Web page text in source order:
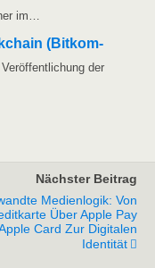
im…
(Bit­­kom-
der
Nächster Beitrag
Medienlogik: Von
Über Apple Pay
Card Zur Digitalen
Identität